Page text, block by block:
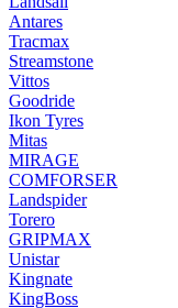
Antares
Tracmax
Streamstone
Vittos
Goodride
Ikon Tyres
Mitas
MIRAGE
COMFORSER
Landspider
Torero
GRIPMAX
Unistar
Kingnate
KingBoss